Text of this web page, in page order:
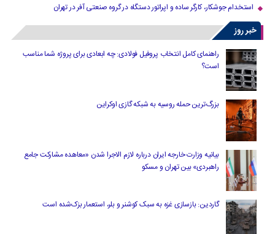
استخدام جوشکار، کارگر ساده و اپراتور دستگاه در گروه صنعتی آفر در تهران
خبر روز
راهنمای کامل انتخاب پروفیل فولادی: چه ابعادی برای پروژه شما مناسب
است؟
بزرگ‌ترین حمله روسیه به شبکه گازی اوکراین
بیانیه وزارت خارجه ایران درباره لازم‌ الاجرا شدن «معاهده مشارکت جامع
راهبردی» بین تهران و مسکو
گاردین: بازسازی غزه به سبک کوشنر و بلر، استعمار بزک‌شده است